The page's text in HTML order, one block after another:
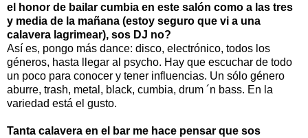
el honor de bailar cumbia en este salón como a las tres
y media de la mañana (estoy seguro que vi a una
calavera lagrimear), sos DJ no?
Así es, pongo más dance: disco, electrónico, todos los
géneros, hasta llegar al psycho. Hay que escuchar de todo
un poco para conocer y tener influencias. Un sólo género
aburre, trash, metal, black, cumbia, drum ´n bass. En la
variedad está el gusto.
Tanta calavera en el bar me hace pensar que sos